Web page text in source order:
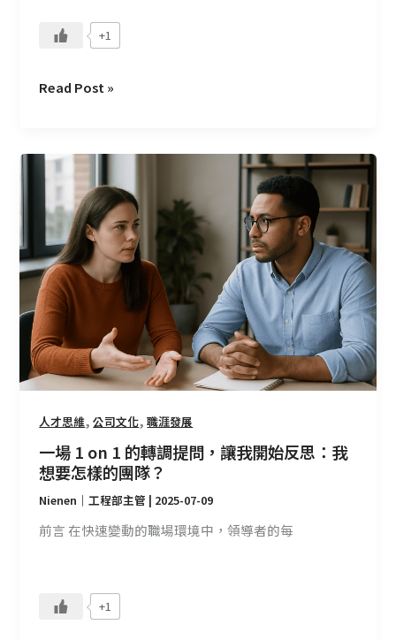
+1
Read Post »
人才思維,公司文化,職涯發展
一場 1 on 1 的轉調提問，讓我開始反思：我
想要怎樣的團隊？
Nienen｜工程部主管 | 2025-07-09
前言 在快速變動的職場環境中，領導者的每
+1
一
1
on
1
的
轉
調
提
問，
讓
我
開
反
思：
我
想